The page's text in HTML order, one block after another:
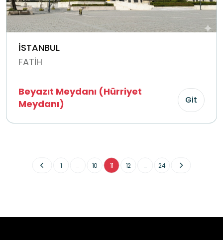
İSTANBUL
FATİH
Beyazıt Meydanı (Hürriyet
Meydanı)
Git
1 ... 10 11 12 ... 24